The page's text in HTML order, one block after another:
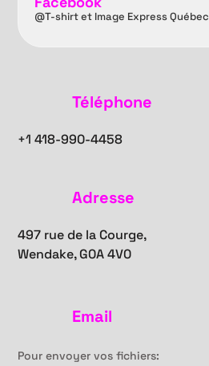
@T-shirt et Image Express Québec
Téléphone
+1418-990-4458
Adresse
497 rue de la Courge,
Wendake, G0A 4V0
Email
Pour envoyer vos fichiers: